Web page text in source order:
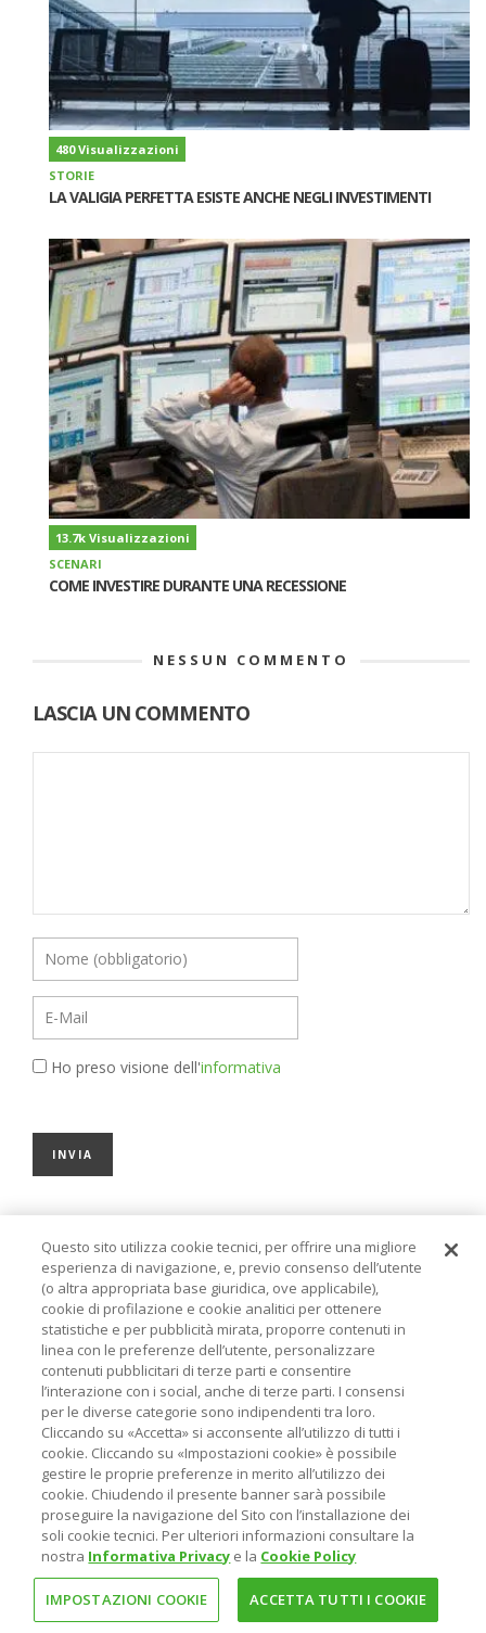
480 Visualizzazioni
STORIE
LA VALIGIA PERFETTA ESISTE ANCHE NEGLI INVESTIMENTI
13.7k Visualizzazioni
SCENARI
COME INVESTIRE DURANTE UNA RECESSIONE
NESSUN COMMENTO
LASCIA UN COMMENTO
Ho preso visione dell'informativa
FORSE POTREBBE INTERESSARTI
ANALISI DI MERCATO: UN LUGLIO ANCORA DI
RENDIMENTO
DI MONICA ZERBINATI
L’ERRORE CHE FACCIAMO CON I LIBRI (E ANCHE CON
GLI INVESTIMENTI)
DI ROBERTA CAFFARATTI
DI ROBERTA CAFFARATTI
Questo sito utilizza cookie tecnici, per offrire una migliore
esperienza di navigazione, e, previo consenso dell’utente
(o altra appropriata base giuridica, ove applicabile),
cookie di profilazione e cookie analitici per ottenere
statistiche e per pubblicità mirata, proporre contenuti in
linea con le preferenze dell’utente, personalizzare
contenuti pubblicitari di terze parti e consentire
l’interazione con i social, anche di terze parti. I consensi
per le diverse categorie sono indipendenti tra loro.
Cliccando su «Accetta» si acconsente all’utilizzo di tutti i
cookie. Cliccando su «Impostazioni cookie» è possibile
gestire le proprie preferenze in merito all’utilizzo dei
cookie. Chiudendo il presente banner sarà possibile
proseguire la navigazione del Sito con l’installazione dei
soli cookie tecnici. Per ulteriori informazioni consultare la
nostra Informativa Privacy e la Cookie Policy
IMPOSTAZIONI COOKIE ACCETTA TUTTI I COOKIE